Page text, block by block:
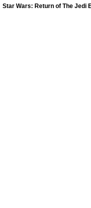
Star Wars: Return of The Jedi